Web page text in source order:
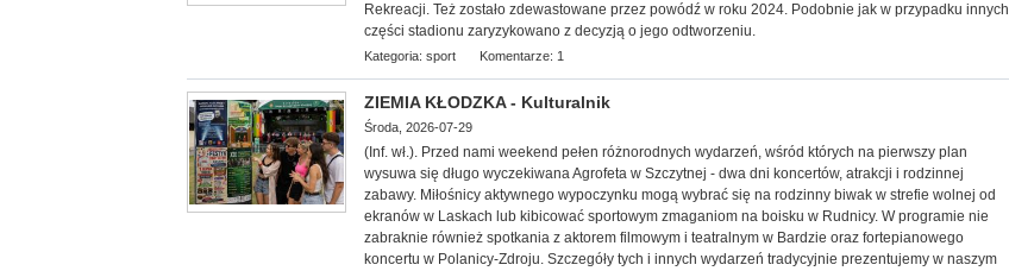
Rekreacji. Też zostało zdewastowane przez powódź w roku 2024. Podobnie jak w przypadku innych
części stadionu zaryzykowano z decyzją o jego odtworzeniu.
Kategoria: sport Komentarze: 1
ZIEMIA KŁODZKA - Kulturalnik
Środa, 2026-07-29
(Inf. wł.). Przed nami weekend pełen różnorodnych wydarzeń, wśród których na pierwszy plan
wysuwa się długo wyczekiwana Agrofeta w Szczytnej - dwa dni koncertów, atrakcji i rodzinnej
zabawy. Miłośnicy aktywnego wypoczynku mogą wybrać się na rodzinny biwak w strefie wolnej od
ekranów w Laskach lub kibicować sportowym zmaganiom na boisku w Rudnicy. W programie nie
zabraknie również spotkania z aktorem filmowym i teatralnym w Bardzie oraz fortepianowego
koncertu w Polanicy-Zdroju. Szczegóły tych i innych wydarzeń tradycyjnie prezentujemy w naszym